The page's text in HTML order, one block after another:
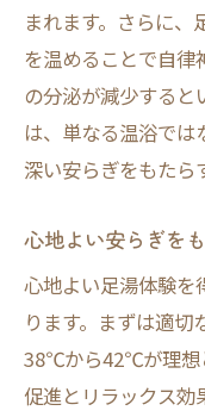
まれます。さらに
を温めることで自律
の分泌が減少すると
は、単なる温浴で
深い安らぎをもたら
心地よい安らぎを
心地よい足湯体験を
ります。まずは適切
38℃から42℃が理想
促進とリラックス効